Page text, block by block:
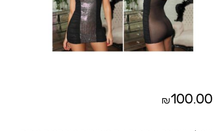
₪100.00